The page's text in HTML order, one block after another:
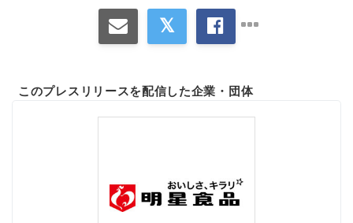
このプレスリリースを配信した企業・団体